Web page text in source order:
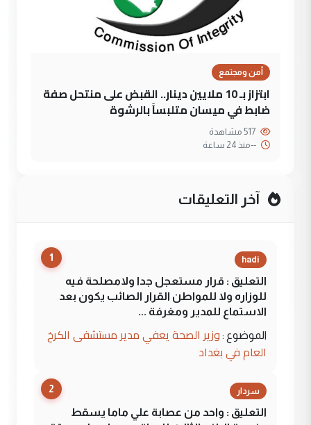
أمن ومجتمع
ابتزاز بـ 10 ملايين دينار.. القبض على منتحل صفة
ضابط في ميسان متلبساً بالرشوة
--منذ 24 ساعة
آخر التعليقات
1 hadi
التعليق : قرار مستعجل جدا ولامصلحة فيه
للوزاره ولا للمواطن القرار الصائب يكون بعد
الاستماع للمدير ومغرفة ...
الموضوع : وزير الصحة يعفي مدير مستشفى الكرخ
العام في بغداد
2 سردار
التعليق : واحد من عصابة علي ماما يسقط